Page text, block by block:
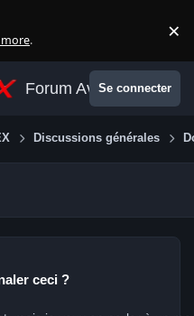
. ×
Forum AvexSe connecter
Discussions générales
ceci ?